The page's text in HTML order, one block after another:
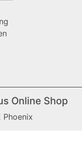
Online Shop
Phoenix